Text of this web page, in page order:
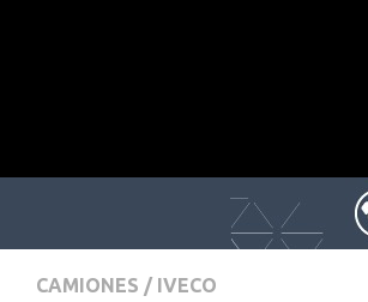
CAMIONES / IVECO